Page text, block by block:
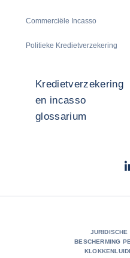
Commerciële Incasso
Politieke Kredietverzekering
Kredietverzekering
en incasso
glossarium
JURIDISCHE
BESCHERMING